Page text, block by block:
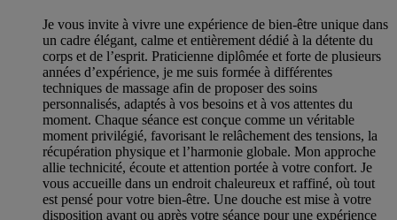
Je vous invite à vivre une expérience de bien-être unique dans
un cadre élégant, calme et entièrement dédié à la détente du
corps et de l’esprit. Praticienne diplômée et forte de plusieurs
années d’expérience, je me suis formée à différentes
techniques de massage afin de proposer des soins
personnalisés, adaptés à vos besoins et à vos attentes du
moment. Chaque séance est conçue comme un véritable
moment privilégié, favorisant le relâchement des tensions, la
récupération physique et l’harmonie globale. Mon approche
allie technicité, écoute et attention portée à votre confort. Je
vous accueille dans un endroit chaleureux et raffiné, où tout
est pensé pour votre bien-être. Une douche est mise à votre
disposition avant ou après votre séance pour une expérience